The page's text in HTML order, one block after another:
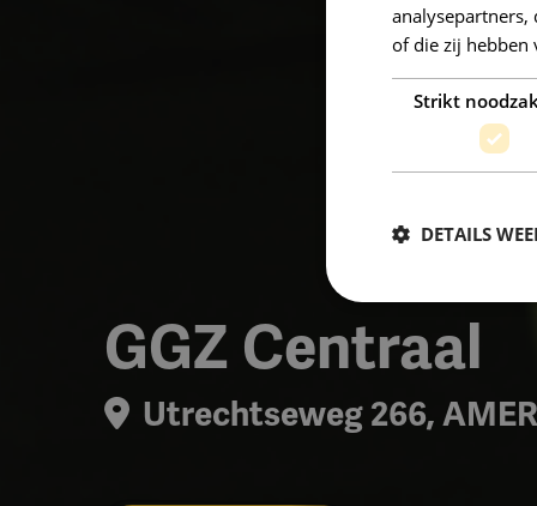
GGZ Centraal
Utrechtseweg 266,
of die zij
Strikt
DETAILS